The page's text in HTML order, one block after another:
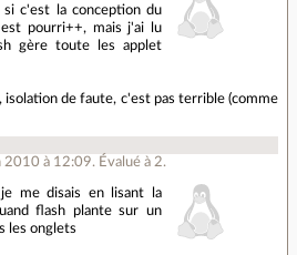
si c'est la conception du
pourri++, mais j'ai lu
gère toute les applet
isolation de faute, c'est pas terrible (comme
2010 à 12:09. Évalué à 2.
me disais en lisant la
flash plante sur un
les onglets